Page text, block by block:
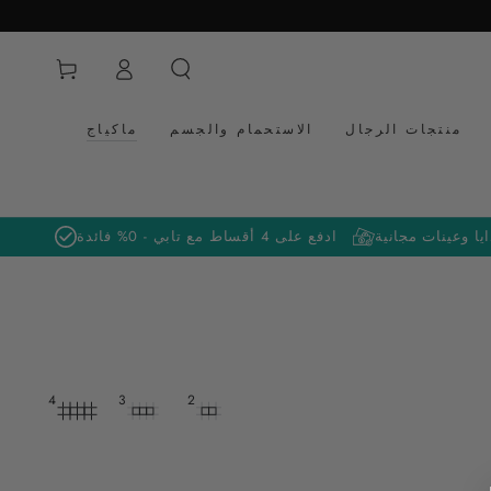
منتجات الرجال الاستحمام والجسم ماكياج
الدخول
التسوق
وعينات مجانية ادفع على 4 أقساط مع تابي - 0% فائدة
2
3
4